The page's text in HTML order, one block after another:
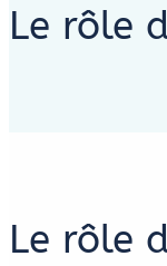
Le rôle
Le rôle